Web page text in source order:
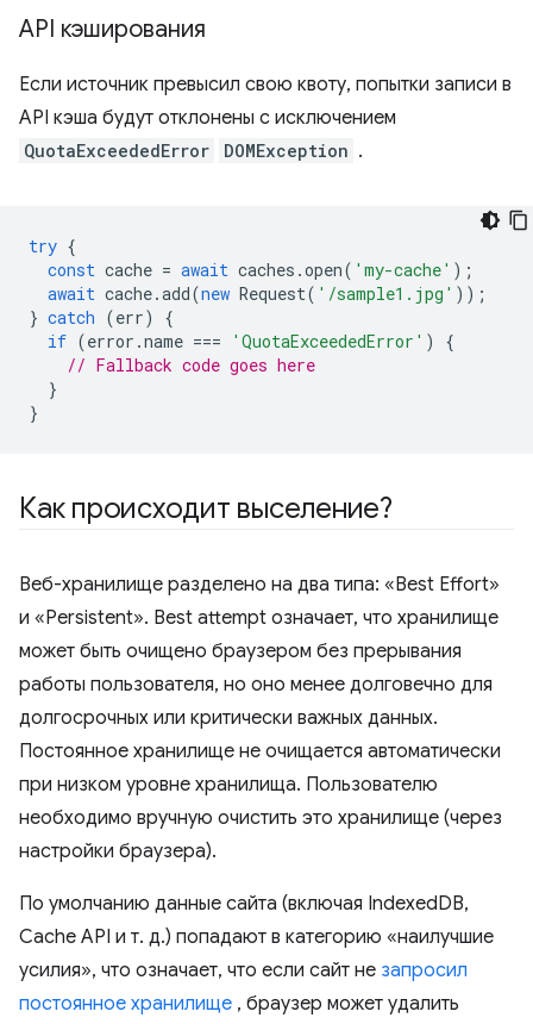
API кэширования
Если источник превысил свою квоту, попытки записи в
API кэша будут отклонены с исключением
QuotaExceededError DOMException .
try {
const cache = await caches .open( 'my-cache' );
await cache.add(new Request( '/sample1.jpg' ));
} catch (err)
{
if (error .name === 'QuotaExceededError' )
{
// Fallback code goes here
}
}
Как происходит выселение?
Веб-хранилище разделено на два типа: «Best Effort»
и «Persistent». Best attempt означает, что хранилище
может быть очищено браузером без прерывания
работы пользователя, но оно менее долговечно для
долгосрочных или критически важных данных.
Постоянное хранилище не очищается автоматически
при низком уровне хранилища. Пользователю
необходимо вручную очистить это хранилище (через
настройки браузера).
По умолчанию данные сайта (включая IndexedDB,
Cache API и т. д.) попадают в категорию «наилучшие
усилия», что означает, что если сайт не запросил
постоянное хранилище , браузер может удалить